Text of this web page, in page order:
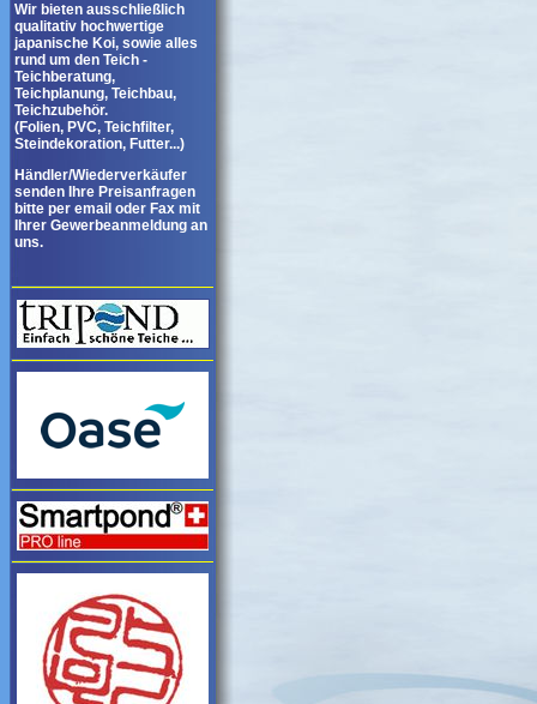
Wir bieten ausschließlich
qualitativ hochwertige
japanische Koi, sowie alles
rund um den Teich -
Teichberatung,
Teichplanung, Teichbau,
Teichzubehör.
(Folien, PVC, Teichfilter,
Steindekoration, Futter...)
Händler/Wiederverkäufer
senden Ihre Preisanfragen
bitte per email oder Fax mit
Ihrer Gewerbeanmeldung an
uns.